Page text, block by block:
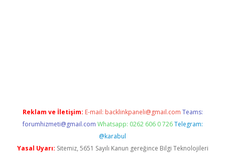
Reklam ve İletişim: E-mail: backlinkpaneli@gmail.com Teams:
forumhizmeti@gmail.com Whatsapp: 0262 606 0 726 Telegram:
@karabul
Yasal Uyarı: Sitemiz, 5651 Sayılı Kanun gereğince Bilgi Teknolojileri